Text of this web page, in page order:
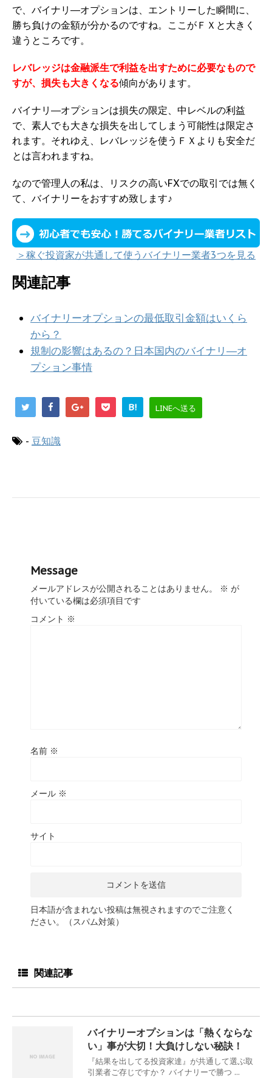
で、バイナリ―オプションは、エントリーした瞬間に、
勝ち負けの金額が分かるのですね。ここがＦＸと大きく
違うところです。
レバレッジは金融派生で利益を出すために必要なもので
すが、損失も大きくなる傾向があります。
バイナリ―オプションは損失の限定、中レベルの利益
で、素人でも大きな損失を出してしまう可能性は限定さ
れます。それゆえ、レバレッジを使うＦＸよりも安全だ
とは言われますね。
なので管理人の私は、リスクの高いFXでの取引では無く
て、バイナリーをおすすめ致します♪
＞稼ぐ投資家が共通して使うバイナリー業者3つを見る
関連記事
バイナリーオプションの最低取引金額はいくら
から？
規制の影響はあるの？日本国内のバイナリ―オ
プション事情
B! LINEへ送る
- 豆知識
Message
メールアドレスが公開されることはありません。 ※ が
付いている欄は必須項目です
コメント ※
名前 ※
メール ※
サイト
日本語が含まれない投稿は無視されますのでご注意く
ださい。（スパム対策）
関連記事
バイナリーオプションは「熱くならな
い」事が大切！大負けしない秘訣！
『結果を出してる投資家達』が共通して選ぶ取
引業者ご存じですか？ バイナリーで勝つ ...